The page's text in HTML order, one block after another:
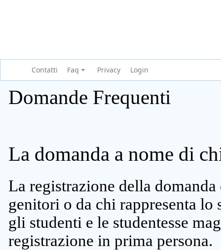
Contatti Faq Privacy Login
Domande Frequenti
La domanda a nome di
La registrazione della
genitori o da chi rappresenta lo
gli studenti e le studentesse
registrazione in prima persona.